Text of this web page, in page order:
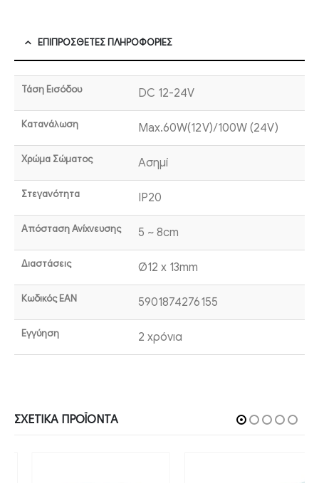
ΕΠΙΠΡΌΣΘΕΤΕΣ ΠΛΗΡΟΦΟΡΊΕΣ
Τάση Εισόδου DC 12-24V
Κατανάλωση Max.60W(12V)/100W (24V)
Χρώμα Σώματος Ασημί
Στεγανότητα IP20
Απόσταση Ανίχνευσης 5 ~ 8cm
Διαστάσεις Ø12 x 13mm
Κωδικός EAN 5901874276155
Εγγύηση 2 χρόνια
ΣΧΕΤΙΚΆ ΠΡΟΪΌΝΤΑ